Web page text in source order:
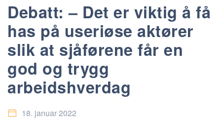
Debatt: – Det er viktig å få
has på useriøse aktører
slik at sjåførene får en
god og trygg
arbeidshverdag
18. januar 2022